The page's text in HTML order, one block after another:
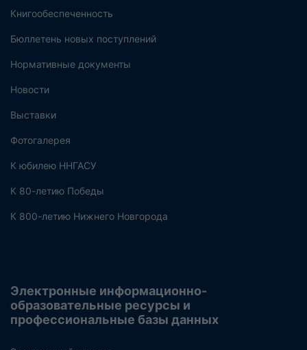
Книгообеспеченность
Бюллетень новых поступлений
Нормативные документы
Новости
Выставки
Фотогалерея
К юбилею ННГАСУ
К 80-летию Победы
К 800-летию Нижнего Новгорода
Электронные информационно-
образовательные ресурсы и
профессиональные базы данных